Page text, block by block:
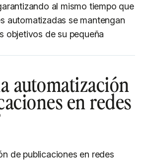
al mismo tiempo que
automatizadas se mantengan
objetivos de su pequeña
automatización
en redes
de publicaciones en redes